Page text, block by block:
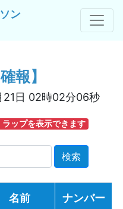
ン
報】
日 02時02分06秒
ップを表示できます
検索
名前 ナンバー